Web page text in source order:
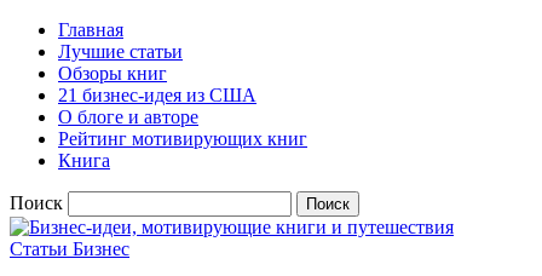
Главная
Лучшие статьи
Обзоры книг
21 бизнес-идея из США
О блоге и авторе
Рейтинг мотивирующих книг
Книга
Поиск
Статьи Бизнес